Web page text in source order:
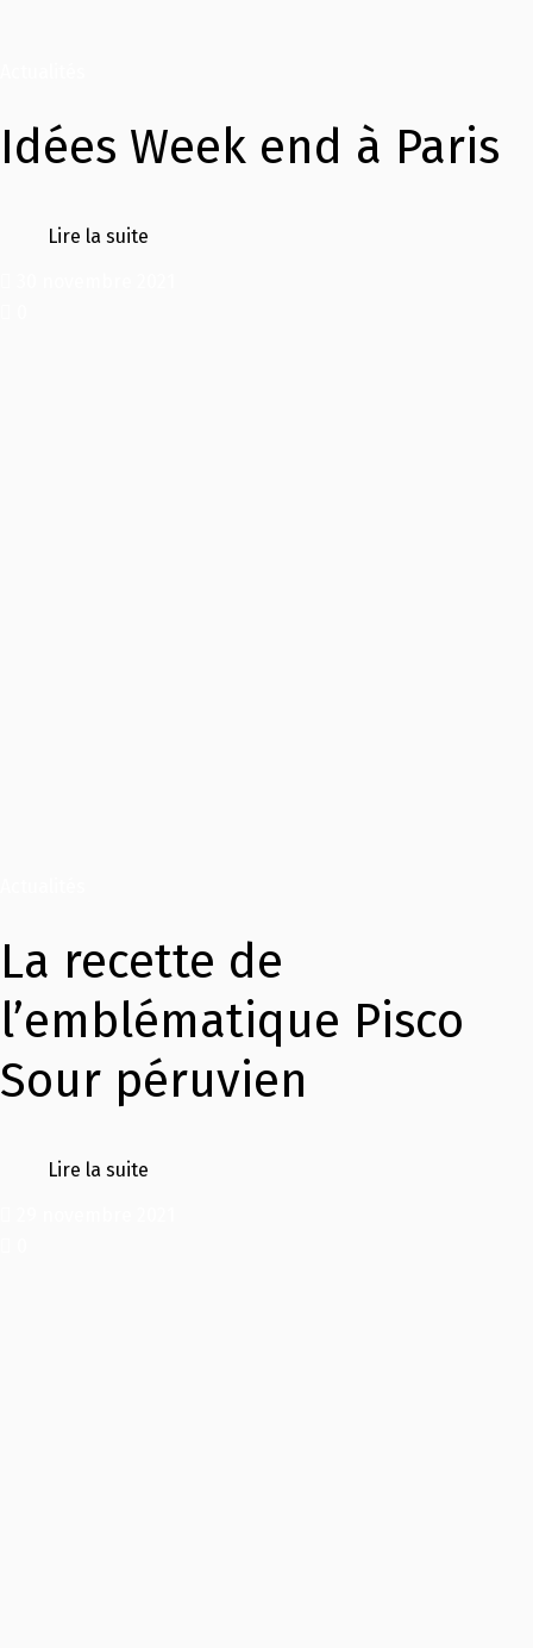
Idées Week end à Paris
Lire la suite
La recette de
l’emblématique Pisco
Sour péruvien
Lire la suite